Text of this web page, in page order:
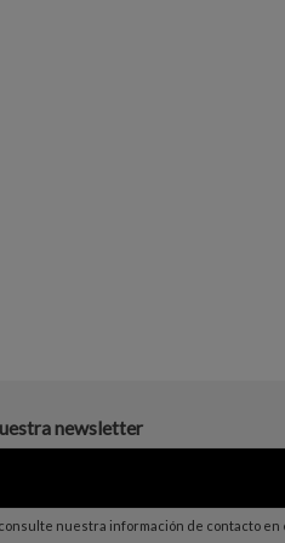
newsletter
nuestra información de contacto en